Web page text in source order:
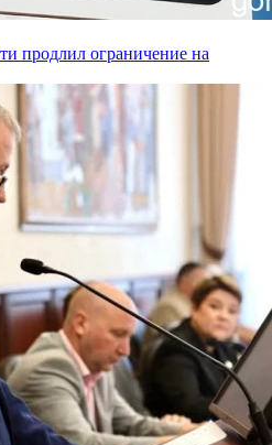
продлил ограничение на